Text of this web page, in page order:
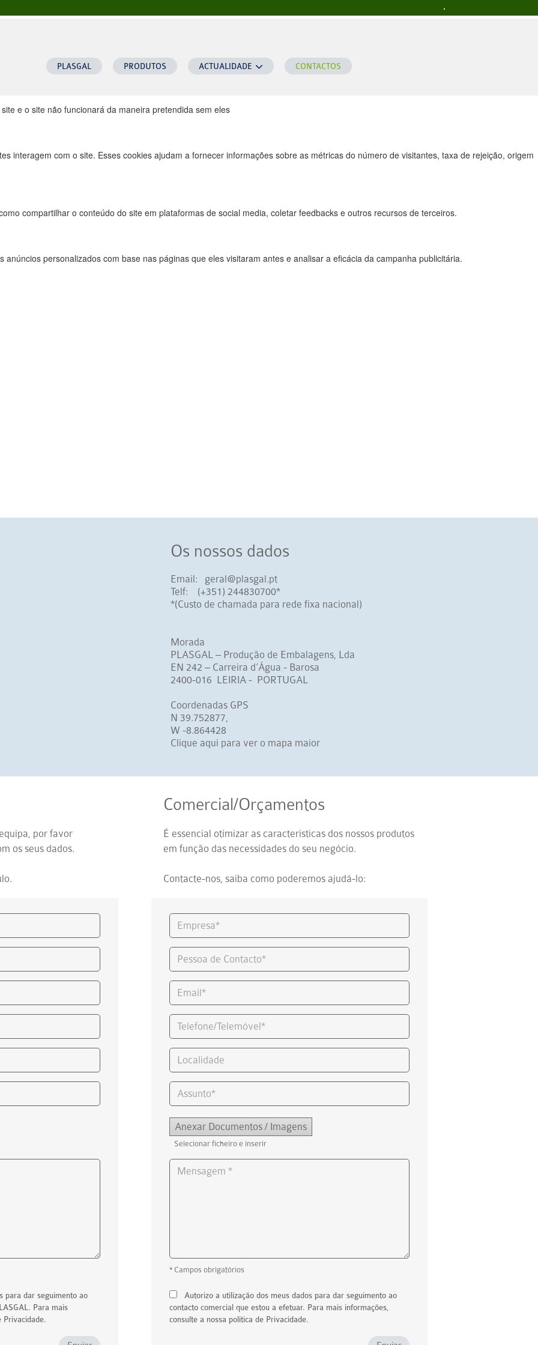
este website.
para lhe oferecer uma boa experiência de navegação e acesso a todas as funcionalidades.
e o site não funcionará da maneira pretendida sem eles
interagem com o site. Esses cookies ajudam a fornecer informações sobre as métricas do número de visitantes, taxa de rejeição, origem
compartilhar o conteúdo do site em plataformas de social media, coletar feedbacks e outros recursos de terceiros.
personalizados com base nas páginas que eles visitaram antes e analisar a eficácia da campanha publicitária.
PLASGAL PRODUTOS ACTUALIDADE CONTACTOS
Os nossos dados
Email: geral@plasgal.pt
Telf: (+351) 244830700*
*(Custo de chamada para rede fixa nacional)
Morada
PLASGAL – Produção de Embalagens, Lda
EN 242 – Carreira d’Água - Barosa
2400-016 LEIRIA - PORTUGAL
Coordenadas GPS
N 39.752877,
W -8.864428
Clique aqui para ver o mapa maior
por favor
os seus dados.
para dar seguimento ao
Para mais
Privacidade.
Comercial/Orçamentos
É essencial otimizar as características dos nossos produtos
em função das necessidades do seu negócio.
Contacte-nos, saiba como poderemos ajudá-lo:
Anexar Documentos / Imagens
Selecionar ficheiro e inserir
* Campos obrigatórios
Autorizo a utilização dos meus dados para dar seguimento ao
contacto comercial que estou a efetuar. Para mais informações,
consulte a nossa política de Privacidade.